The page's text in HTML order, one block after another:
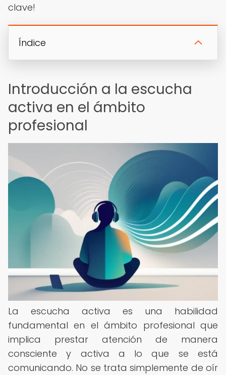
clave!
Índice
Introducción a la escucha
activa en el ámbito
profesional
La escucha activa es una habilidad
fundamental en el ámbito profesional que
implica prestar atención de manera
consciente y activa a lo que se está
comunicando. No se trata simplemente de oír